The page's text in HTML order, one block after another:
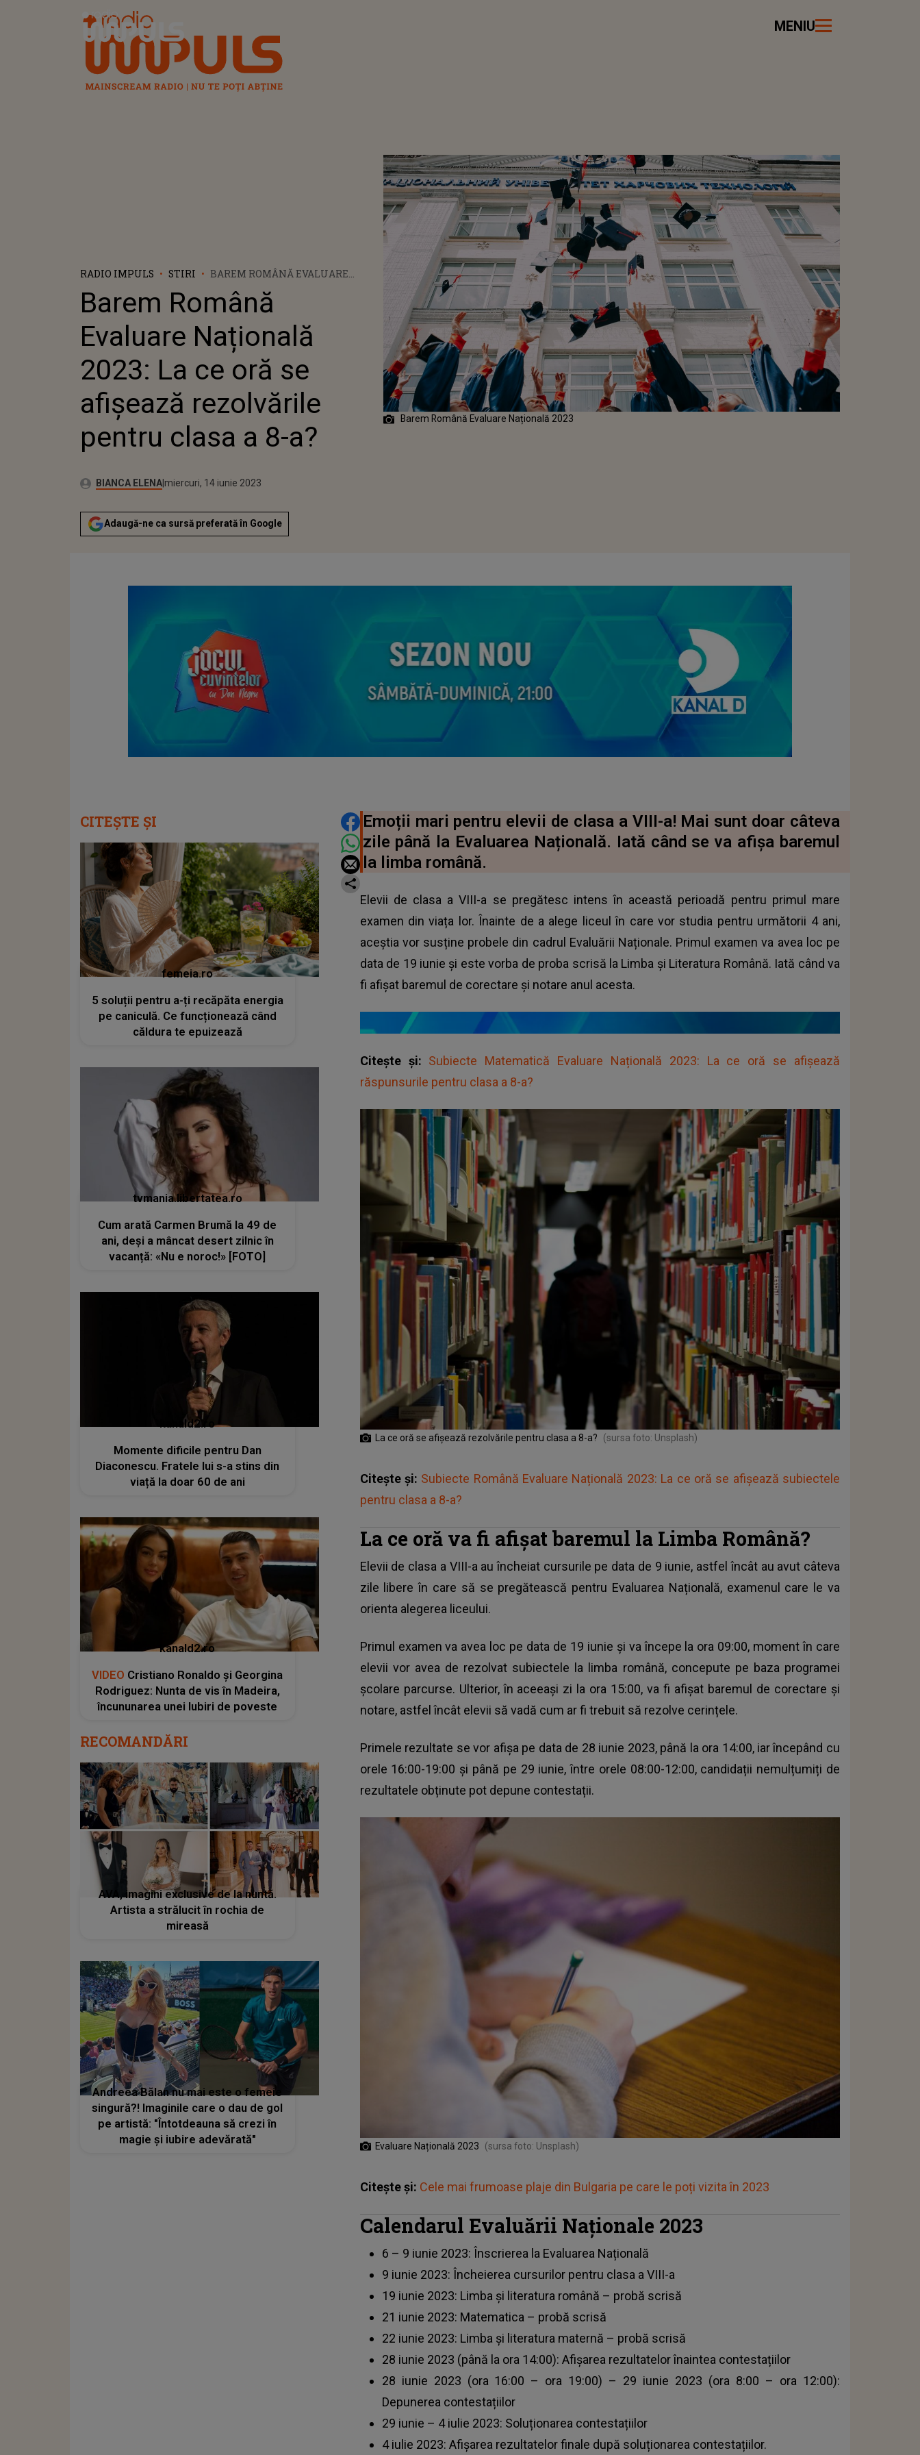
Radio Impuls MENIU
RADIO IMPULS STIRI
BAREM ROMÂNĂ EVALUARE
AFIȘEAZĂ REZOLVĂRILE PENTRU
CLASA A 8-A?
Barem Română
Evaluare Națională
2023: La ce oră se
afișează rezolvările
pentru clasa a 8-a?
Autor:BIANCA ELENA Publicat:
miercuri, 14 iunie 2023
Adaugă-ne ca sursă preferată în Google
Barem Română Evaluare Națională 2023
DISTRIBUIE ARTICOLUL
Emoții mari pentru elevii de clasa a VIII-a! Mai sunt doar câteva
zile până la Evaluarea Națională. Iată când se va afișa baremul
la limba română.
Elevii de clasa a VIII-a se pregătesc intens în această perioadă pentru primul mare
examen din viața lor. Înainte de a alege liceul în care vor studia pentru următorii 4 ani,
aceștia vor susține probele din cadrul Evaluării Naționale. Primul examen va avea loc pe
data de 19 iunie și este vorba de proba scrisă la Limba și Literatura Română. Iată când va
fi afișat baremul de corectare și notare anul acesta.
Citește și: Subiecte Matematică Evaluare Națională 2023: La ce oră se afișează
răspunsurile pentru clasa a 8-a?
La ce oră se afișează rezolvările pentru clasa a 8-a? (sursa foto: Unsplash)
Citește și: Subiecte Română Evaluare Națională 2023: La ce oră se afișează subiectele
pentru clasa a 8-a?
La ce oră va fi afișat baremul la Limba Română?
Elevii de clasa a VIII-a au încheiat cursurile pe data de 9 iunie, astfel încât au avut câteva
zile libere în care să se pregătească pentru Evaluarea Națională, examenul care le va
orienta alegerea liceului.
Primul examen va avea loc pe data de 19 iunie și va începe la ora 09:00, moment în care
elevii vor avea de rezolvat subiectele la limba română, concepute pe baza programei
școlare parcurse. Ulterior, în aceeași zi la ora 15:00, va fi afișat baremul de corectare și
notare, astfel încât elevii să vadă cum ar fi trebuit să rezolve cerințele.
Primele rezultate se vor afișa pe data de 28 iunie 2023, până la ora 14:00, iar începând cu
orele 16:00-19:00 și până pe 29 iunie, între orele 08:00-12:00, candidații nemulțumiți de
rezultatele obținute pot depune contestații.
Evaluare Națională 2023 (sursa foto: Unsplash)
Citește și: Cele mai frumoase plaje din Bulgaria pe care le poți vizita în 2023
Calendarul Evaluării Naționale 2023
6 – 9 iunie 2023: Înscrierea la Evaluarea Națională
9 iunie 2023: Încheierea cursurilor pentru clasa a VIII-a
19 iunie 2023: Limba și literatura română – probă scrisă
21 iunie 2023: Matematica – probă scrisă
22 iunie 2023: Limba și literatura maternă – probă scrisă
28 iunie 2023 (până la ora 14:00): Afișarea rezultatelor înaintea contestațiilor
28 iunie 2023 (ora 16:00 – ora 19:00) – 29 iunie 2023 (ora 8:00 – ora 12:00):
Depunerea contestațiilor
29 iunie – 4 iulie 2023: Soluționarea contestațiilor
4 iulie 2023: Afișarea rezultatelor finale după soluționarea contestațiilor.
CITEȘTE ȘI
femeia.ro
5 soluții pentru a-ți recăpăta energia
pe caniculă. Ce funcționează când
căldura te epuizează
tvmania.libertatea.ro
Cum arată Carmen Brumă la 49 de
ani, deși a mâncat desert zilnic în
vacanță: «Nu e noroc!» [FOTO]
kanald2.ro
Momente dificile pentru Dan
Diaconescu. Fratele lui s-a stins din
viață la doar 60 de ani
kanald2.ro
VIDEO Cristiano Ronaldo și Georgina
Rodriguez: Nunta de vis în Madeira,
încununarea unei Iubiri de poveste
RECOMANDĂRI
AVA, imagini exclusive de la nuntă.
Artista a strălucit în rochia de
mireasă
Andreea Bălan nu mai este o femeie
singură?! Imaginile care o dau de gol
pe artistă: "Întotdeauna să crezi în
magie și iubire adevărată"